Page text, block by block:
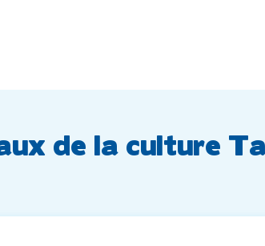
de la culture